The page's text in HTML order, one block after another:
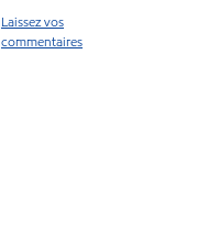
Laissez vos
commentaires